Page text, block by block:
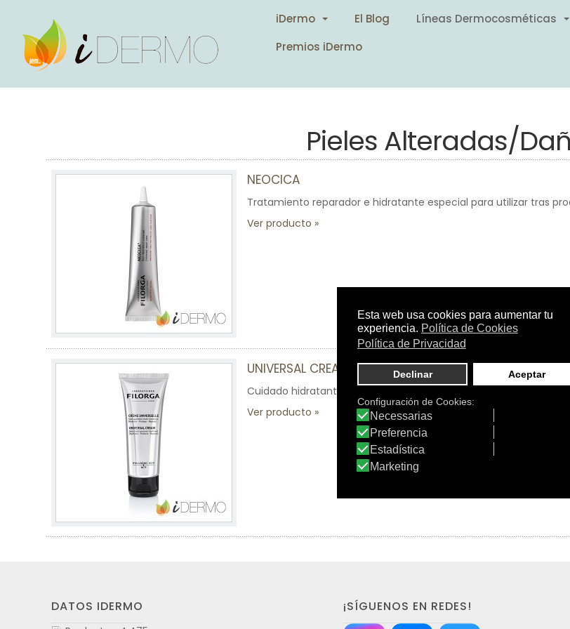
iDermo El Blog Líneas Dermocosméticas
Premios iDermo
Pieles Alteradas/
NEOCICA
Tratamiento reparador e hidratante especial para utilizar tras
Ver producto
UNIVERSAL CREAM
Cuidado hidratante y reparador para combatir agresiones diarias.
Ver producto
DATOS IDERMO ¡SÍGUENOS EN REDES!